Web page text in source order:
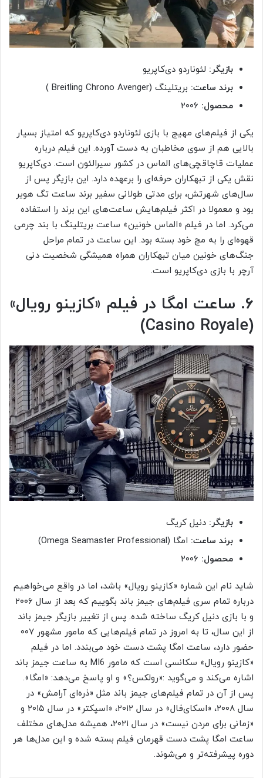
بازیگر: لئوناردو دی‌کاپریو
برند ساعت: بریتلینگ (Breitling Chrono Avenger )
محصول:
یکی از فیلم‌های مهیج با بازی لئوناردو دی‌کاپریو که امتیاز بسیار
بالایی هم از سوی مخاطبان به دست آورده. این فیلم درباره
عملیات قاچاقچی‌های الماس در کشور سیرالئون است. دی‌کاپریو
نقش یکی از تبهکاران حرفه‌ای را برعهده دارد. این بازیگر پس از
سال‌های شهرتش، برای مدتی طولانی سفیر برند ساعت تگ هویر
بود و معمولا در اکثر فیلم‌هایش ساعت‌های این برند را استفاده
می‌کرد. اما در فیلم «الماس خونین» ساعت بریتلینگ با بند چرمی
قهوه‌ای را به مچ خود بسته بود. این ساعت در تمام مراحل
جنگ‌های خونین میان تبهکاران همراه همیشگی شخصیت دنی
آرچر با بازی دی‌کاپریو است.
۶. ساعت امگا در فیلم «کازینو رویال»
(Casino Royale)
بازیگر: دنیل کریگ
برند ساعت: امگا (Omega Seamaster Professional)
محصول:
شاید نام این شماره «کازینو رویال» باشد، اما در واقع می‌خواهیم
درباره تمام سری فیلم‌های جیمز باند بگوییم که بعد از سال ۲۰۰۶
و با بازی دنیل کریگ ساخته شده. پس از تغییر بازیگر جیمز باند
از این سال، تا به امروز در تمام فیلم‌هایی که مامور مشهور ۰۰۷
حضور دارد، ساعت امگا پشت دست خود می‌بندد. اما در فیلم
«کازینو رویال» سکانسی است که مامور MI6 به ساعت جیمز باند
اشاره می‌کند و می‌گوید :«رولکس؟» و او پاسخ می‌دهد: «امگا».
پس از آن در تمام فیلم‌های جیمز باند مثل «ذره‌ای آرامش» در
سال ۲۰۰۸، «اسکای‌فال» در سال ۲۰۱۲، «اسپکتر» در سال ۲۰۱۵ و
«زمانی برای مردن نیست» در سال ۲۰۲۱، همیشه مدل‌های مختلف
ساعت امگا پشت دست قهرمان فیلم بسته شده و این مدل‌ها هر
دوره پیشرفته‌تر و می‌شوند.